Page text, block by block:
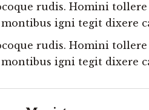
rudis. Homini
igni tegit dixere
rudis. Homini
igni tegit dixere